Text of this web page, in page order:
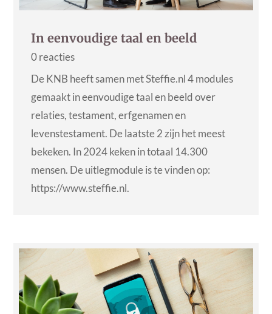
In eenvoudige taal en beeld
0 reacties
De KNB heeft samen met Steffie.nl 4 modules
gemaakt in eenvoudige taal en beeld over
relaties, testament, erfgenamen en
levenstestament. De laatste 2 zijn het meest
bekeken. In 2024 keken in totaal 14.300
mensen. De uitlegmodule is te vinden op:
https://www.steffie.nl.